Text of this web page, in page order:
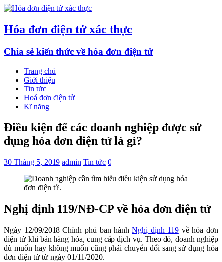
Hóa đơn điện tử xác thực
Chia sẻ kiến thức về hóa đơn điện tử
Trang chủ
Giới thiệu
Tin tức
Hoá đơn điện tử
Kĩ năng
Điều kiện để các doanh nghiệp được sử
dụng hóa đơn điện tử là gì?
30 Tháng 5, 2019 admin Tin tức 0
Nghị định 119/NĐ-CP về hóa đơn điện tử
Ngày 12/09/2018 Chính phủ ban hànhNghị định 119về hóa đơn
điện tử khi bán hàng hóa, cung cấp dịch vụ. Theo đó, doanh nghiệp
dù muốn hay không muốn cũng phải chuyển đổi sang sử dụng hóa
đơn điện tử từ ngày 01/11/2020.